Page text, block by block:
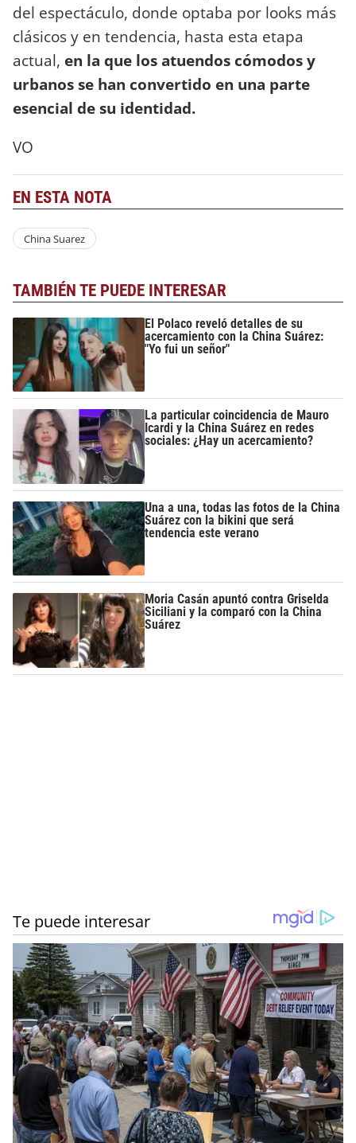
del espectáculo, donde optaba por looks más
clásicos y en tendencia, hasta esta etapa
actual, en la que los atuendos cómodos y
urbanos se han convertido en una parte
esencial de su identidad.
VO
EN ESTA NOTA
China Suarez
TAMBIÉN TE PUEDE INTERESAR
El Polaco reveló detalles de su
acercamiento con la China Suárez:
"Yo fui un señor"
La particular coincidencia de Mauro
Icardi y la China Suárez en redes
sociales: ¿Hay un acercamiento?
Una a una, todas las fotos de la China
Suárez con la bikini que será
tendencia este verano
Moria Casán apuntó contra Griselda
Siciliani y la comparó con la China
Suárez